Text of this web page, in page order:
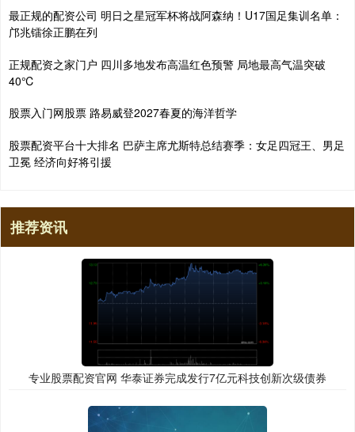
最正规的配资公司 明日之星冠军杯将战阿森纳！U17国足集训名单：
邝兆镭徐正鹏在列
正规配资之家门户 四川多地发布高温红色预警 局地最高气温突破
40℃
股票入门网股票 路易威登2027春夏的海洋哲学
股票配资平台十大排名 巴萨主席尤斯特总结赛季：女足四冠王、男足
卫冕 经济向好将引援
推荐资讯
专业股票配资官网 华泰证券完成发行7亿元科技创新次级债券